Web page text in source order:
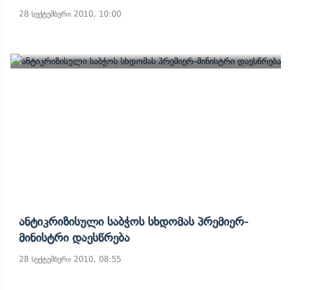
28 სექტემბერი 2010, 10:00
Ანტიკრიზისული Საბჭოს Სხდომას Პრემიერ-
Მინისტრი Დაესწრება
28 სექტემბერი 2010, 08:55